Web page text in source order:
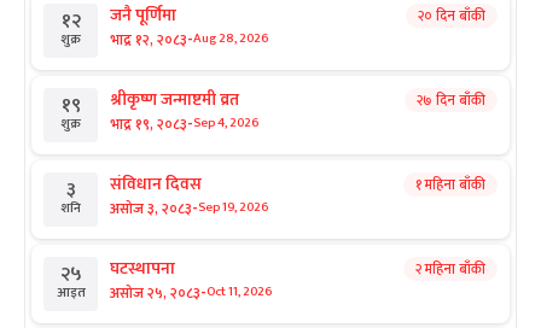
१२
शुक्र
जनै पूर्णिमा
भाद्र १२, २०८३-Aug 28, 2026
२० दिन बाँकी
१९
शुक्र
श्रीकृष्ण जन्माष्टमी व्रत
भाद्र १९, २०८३-Sep 4, 2026
२७ दिन बाँकी
३
शनि
संविधान दिवस
असोज ३, २०८३-Sep 19, 2026
१ महिना बाँकी
२५
आइत
घटस्थापना
असोज २५, २०८३-Oct 11, 2026
२ महिना बाँकी